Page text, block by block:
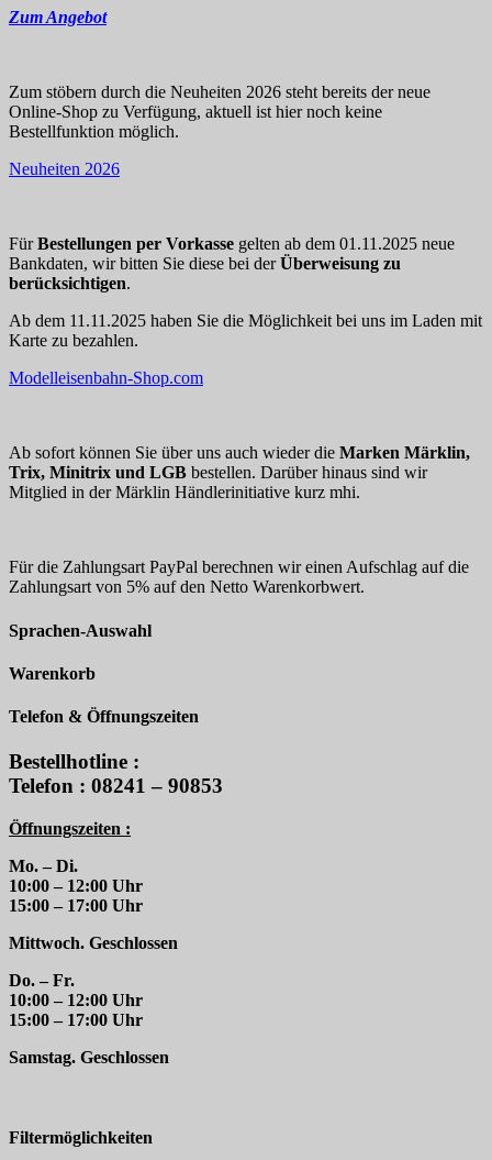
Zum Angebot
Zum stöbern durch die Neuheiten 2026 steht bereits der neue
Online-Shop zu Verfügung, aktuell ist hier noch keine
Bestellfunktion möglich.
Neuheiten 2026
FürBestellungen per Vorkasse gelten ab dem 01.11.2025 neue
Bankdaten, wir bitten Sie diese bei derÜberweisung zu
berücksichtigen.
Ab dem 11.11.2025 haben Sie die Möglichkeit bei uns im Laden mit
Karte zu bezahlen.
Modelleisenbahn-Shop.com
Ab sofort können Sie über uns auch wieder die Marken Märklin,
Trix, Minitrix und LGB bestellen. Darüber hinaus sind wir
Mitglied in der Märklin Händlerinitiative kurz mhi.
Für die Zahlungsart PayPal berechnen wir einen Aufschlag auf die
Zahlungsart von 5% auf den Netto Warenkorbwert.
Sprachen-Auswahl
Warenkorb
Telefon & Öffnungszeiten
Bestellhotline :
Telefon : 08241 – 90853
Öffnungszeiten :
Mo. – Di.
10:00 – 12:00 Uhr
15:00 – 17:00 Uhr
Mittwoch. Geschlossen
Do. – Fr.
10:00 – 12:00 Uhr
15:00 – 17:00 Uhr
Samstag. Geschlossen
Filtermöglichkeiten